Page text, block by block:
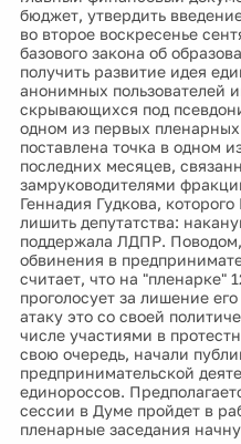
бюджет, утвердить
во второе воскресенье
базового закона об
получить развитие идея
анонимных пользователей
скрывающихся под
одном из первых
поставлена точка в одном
последних месяцев,
замруководителями
Геннадия Гудкова,
лишить депутатства:
поддержала ЛДПР.
обвинения в
считает, что на "пленарке"
проголосует за лишение
атаку это со своей
числе участиями в
свою очередь, начали
предпринимательской
единороссов.
сессии в Думе пройдет в
пленарные заседания